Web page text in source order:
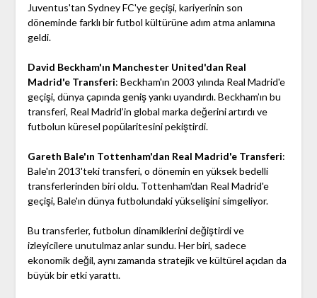
Juventus'tan Sydney FC'ye geçişi, kariyerinin son
döneminde farklı bir futbol kültürüne adım atma anlamına
geldi.
David Beckham'ın Manchester United'dan Real
Madrid'e Transferi: Beckham'ın 2003 yılında Real Madrid'e
geçişi, dünya çapında geniş yankı uyandırdı. Beckham’ın bu
transferi, Real Madrid’in global marka değerini artırdı ve
futbolun küresel popülaritesini pekiştirdi.
Gareth Bale'ın Tottenham'dan Real Madrid'e Transferi:
Bale'ın 2013'teki transferi, o dönemin en yüksek bedelli
transferlerinden biri oldu. Tottenham'dan Real Madrid'e
geçişi, Bale'ın dünya futbolundaki yükselişini simgeliyor.
Bu transferler, futbolun dinamiklerini değiştirdi ve
izleyicilere unutulmaz anlar sundu. Her biri, sadece
ekonomik değil, aynı zamanda stratejik ve kültürel açıdan da
büyük bir etki yarattı.